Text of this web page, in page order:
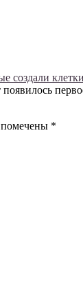
создали
помечены *